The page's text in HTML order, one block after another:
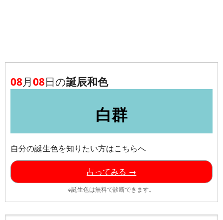
08月08日の誕辰和色
白群
自分の誕生色を知りたい方はこちらへ
占ってみる →
※誕生色は無料で診断できます。